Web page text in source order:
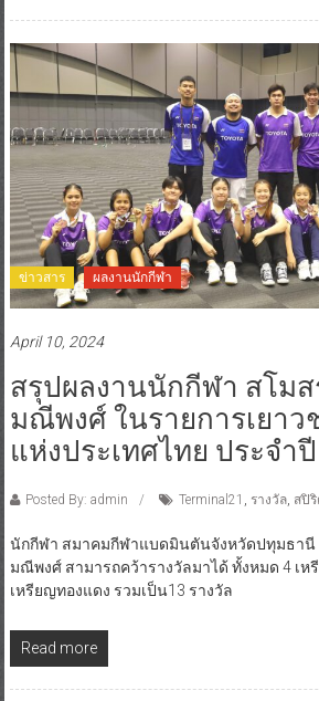
ข่าวสาร ผลงานนักกีฬา
April 10, 2024
สรุปผลงานนักกีฬา สโม
มณีพงศ์ ในรายการเยา
แห่งประเทศไทย ประจำ
Posted By: admin Terminal21 , รางวัล, สปิ
นักกีฬา สมาคมกีฬาแบดมินตันจังหวัดปทุมธานี
มณีพงศ์ สามารถคว้ารางวัลมาได้ ทั้งหมด 4 เห
เหรียญทองแดง รวมเป็น13 รางวัล
Read more